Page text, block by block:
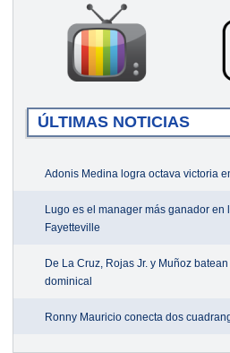
ÚLTIMAS NOTICIAS
Adonis Medina logra octava victoria
Lugo es el manager más ganador en
Fayetteville
De La Cruz, Rojas Jr. y Muñoz
dominical
Ronny Mauricio conecta dos